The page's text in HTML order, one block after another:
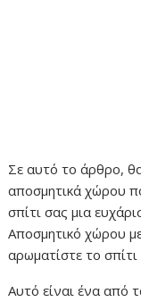
Σε αυτό το άρθρο,
αποσμητικά χώρου
σπίτι σας μια
Αποσμητικό χώρου
αρωματίστε το σπίτι
Αυτό είναι ένα από